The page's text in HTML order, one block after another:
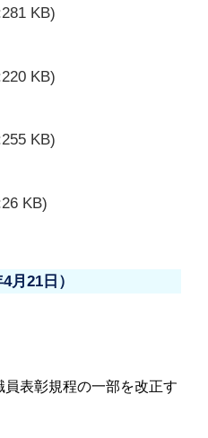
KB)
KB)
KB)
KB)
月21日）
員表彰規程の一部を改正す